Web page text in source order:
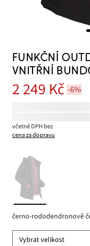
FUNKČNÍ
VNITŘNÍ
2 249 Kč -6%
včetně DPH bez
cena za dopravu
černo-rododendronově
Vybrat velikost